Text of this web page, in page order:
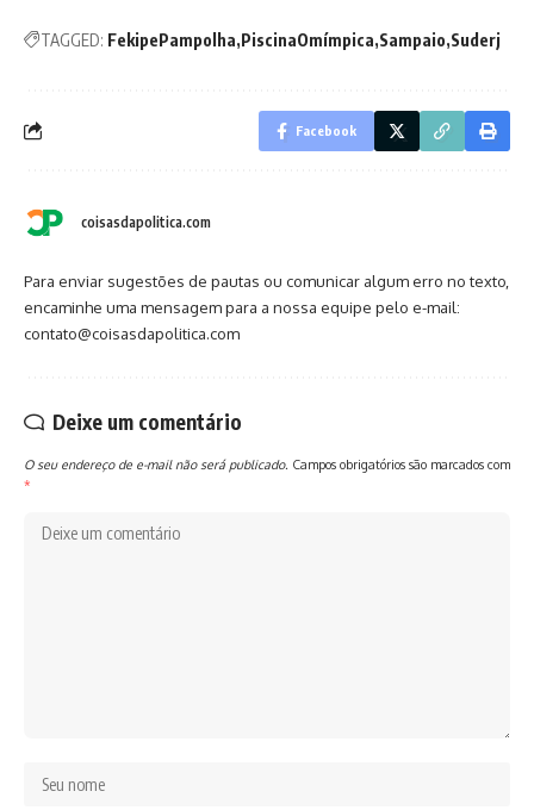
TAGGED: FekipePampolha PiscinaOmímpica Sampaio Suderj
Facebook
coisasdapolitica.com
Para enviar sugestões de pautas ou comunicar algum erro no texto,
encaminhe uma mensagem para a nossa equipe pelo e-mail:
contato@coisasdapolitica.com
Deixe um comentário
O seu endereço de e-mail não será publicado. Campos obrigatórios são marcados com
*